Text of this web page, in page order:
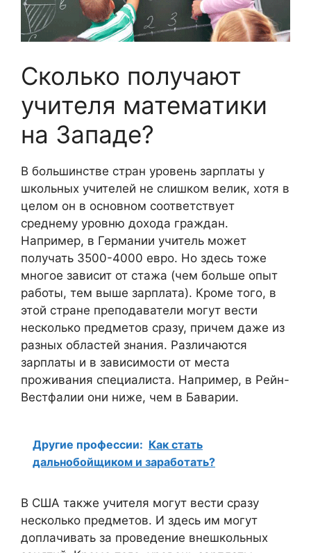
Сколько получают
учителя математики
на Западе?
В большинстве стран уровень зарплаты у
школьных учителей не слишком велик, хотя в
целом он в основном соответствует
среднему уровню дохода граждан.
Например, в Германии учитель может
получать 3500-4000 евро. Но здесь тоже
многое зависит от стажа (чем больше опыт
работы, тем выше зарплата). Кроме того, в
этой стране преподаватели могут вести
несколько предметов сразу, причем даже из
разных областей знания. Различаются
зарплаты и в зависимости от места
проживания специалиста. Например, в Рейн-
Вестфалии они ниже, чем в Баварии.
Другие профессии: Как стать
дальнобойщиком и заработать?
В США также учителя могут вести сразу
несколько предметов. И здесь им могут
доплачивать за проведение внешкольных